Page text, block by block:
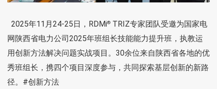
2025年11月24-25日，RDMi® TRIZ专家团队受邀为国家电
网陕西省电力公司2025年班组长技能能力提升班，执教运
用创新方法解决问题实战项目。30余位来自陕西省各地的优
秀班组长，携四个项目深度参与，共同探索基层创新的新路
径。 #创新方法